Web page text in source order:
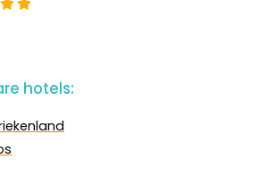
hotels: